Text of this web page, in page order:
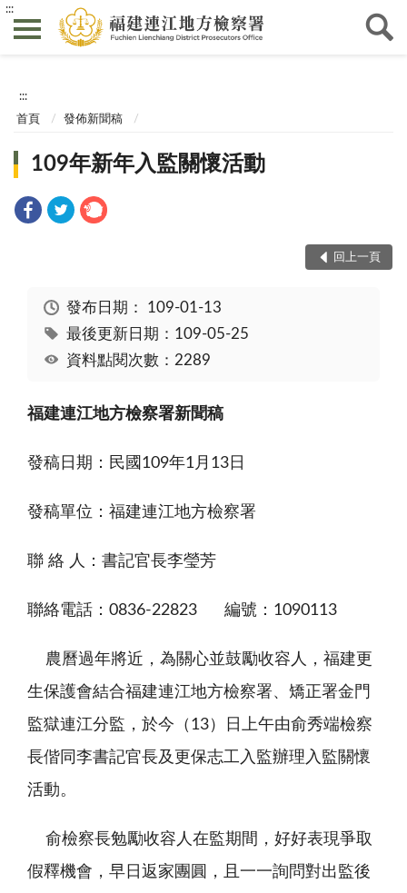
:::
:::
首頁 發佈新聞稿
109年新年入監關懷活動
回上一頁
發布日期： 109-01-13
最後更新日期：109-05-25
資料點閱次數：2289
福建連江地方檢察署新聞稿
發稿日期：民國 109年1月 13 日
發稿單位：福建連江地方檢察署
聯 絡 人：書記官長李瑩芳
聯絡電話： 0836-22823 編號： 1090113
農曆過年將近，為關心並鼓勵收容人，福建更
生保護會結合福建連江地方檢察署、矯正署金門
監獄連江分監，於今（ 13）日上午由俞秀端檢察
長偕同李書記官長及更保志工入監辦理入監關懷
活動。
俞檢察長勉勵收容人在監期間，好好表現爭取
假釋機會，早日返家團圓，且一一詢問對出監後